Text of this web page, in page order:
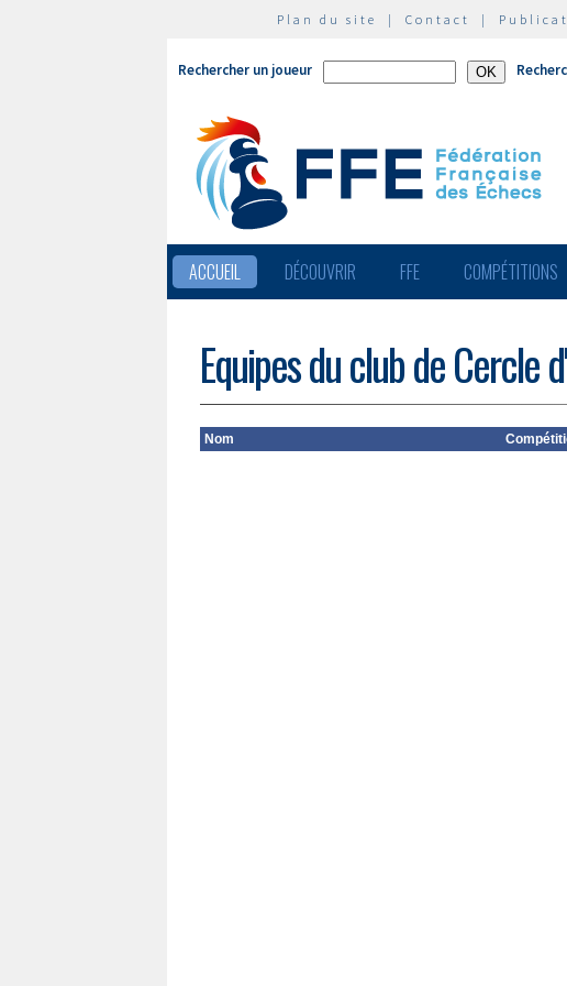
Plan du site | Contact |
Rechercher un joueur
ACCUEIL DÉCOUVRIR FFE COMPÉTITIONS
Equipes du club de Cercle
Nom